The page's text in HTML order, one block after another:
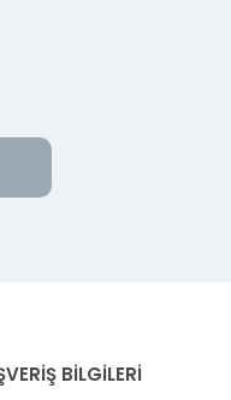
BİLGİLERİ